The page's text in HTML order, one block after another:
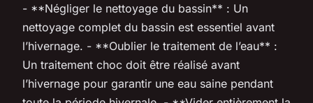
- **Négliger le nettoyage du bassin** : Un
nettoyage complet du bassin est essentiel avant
l’hivernage. - **Oublier le traitement de l’eau** :
Un traitement choc doit être réalisé avant
l’hivernage pour garantir une eau saine pendant